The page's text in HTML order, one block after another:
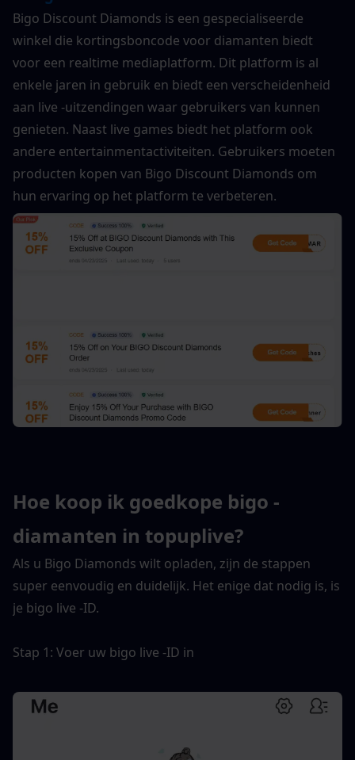
Bigo Discount Diamonds is een gespecialiseerde
winkel die kortingsboncode voor diamanten biedt
voor een realtime mediaplatform. Dit platform is al
enkele jaren in gebruik en biedt een verscheidenheid
aan live -uitzendingen waar gebruikers van kunnen
genieten. Naast live games biedt het platform ook
andere entertainmentactiviteiten. Gebruikers moeten
producten kopen van Bigo Discount Diamonds om
hun ervaring op het platform te verbeteren.
Hoe koop ik goedkope bigo -
diamanten in topuplive?
Als u Bigo Diamonds wilt opladen, zijn de stappen
super eenvoudig en duidelijk. Het enige dat nodig is, is
je bigo live -ID.
Stap 1: Voer uw bigo live -ID in